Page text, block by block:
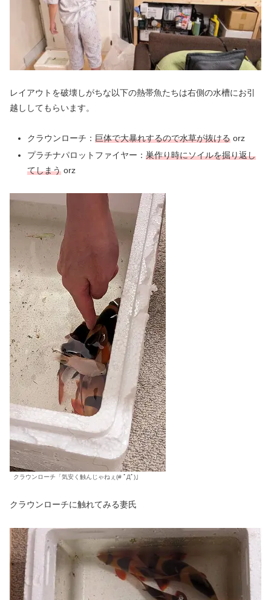
レイアウトを破壊しがちな以下の熱帯魚たちは右側の水槽にお引
越ししてもらいます。
クラウンローチ： 巨体で大暴れするので水草が抜けるorz
プラチナパロットファイヤー： 巣作り時にソイルを掘り返し
てしまうorz
クラウンローチ「気安く触んじゃねぇ(# ﾟДﾟ)」
クラウンローチに触れてみる妻氏